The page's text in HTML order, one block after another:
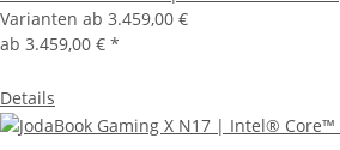
Varianten ab 3.459,00 €
ab 3.459,00 € *
Details